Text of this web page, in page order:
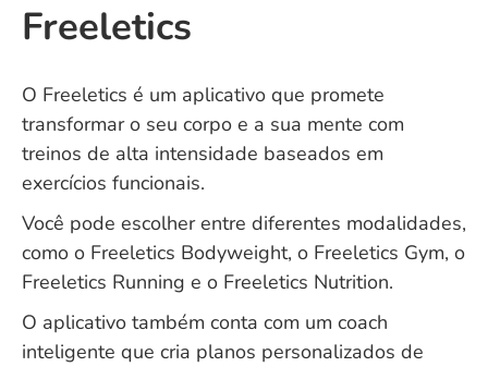
Freeletics
O Freeletics é um aplicativo que promete
transformar o seu corpo e a sua mente com
treinos de alta intensidade baseados em
exercícios funcionais.
Você pode escolher entre diferentes modalidades,
como o Freeletics Bodyweight, o Freeletics Gym, o
Freeletics Running e o Freeletics Nutrition.
O aplicativo também conta com um coach
inteligente que cria planos personalizados de